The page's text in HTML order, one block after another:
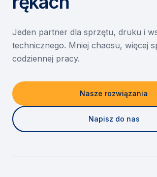
Monitory interaktywne
Niszczarki dokumentów
Asystent druku
Serwis
O nas
Kontakt
Jeden partner dla sprzętu, druku i
technicznego. Mniej chaosu, więcej
codziennej pracy.
Nasze rozwiązania
Napisz do nas